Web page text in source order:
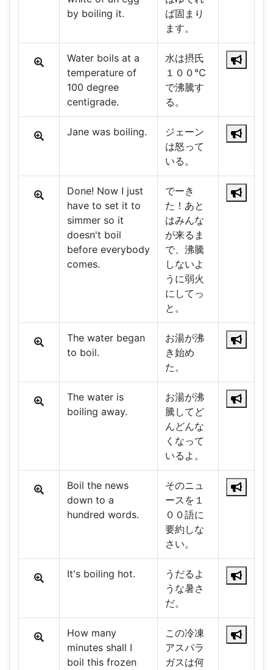
by boiling it.
ば固まり
ます。
Water boils at a
temperature of
100 degree
centigrade.
水は摂氏
１００℃
で沸騰す
る。
Jane was boiling.
ジェーン
は怒って
いる。
Done! Now I just
have to set it to
simmer so it
doesn't boil
before everybody
comes.
でーき
た！あと
はみんな
が来るま
で、沸騰
しないよ
うに弱火
にしてっ
と。
The water began
to boil.
お湯が沸
き始め
た。
The water is
boiling away.
お湯が沸
騰してど
んどんな
くなって
いるよ。
Boil the news
down to a
hundred words.
そのニュ
ースを１
００語に
要約しな
さい。
It's boiling hot.
うだるよ
うな暑さ
だ。
How many
minutes shall I
boil this frozen
この冷凍
アスパラ
ガスは何